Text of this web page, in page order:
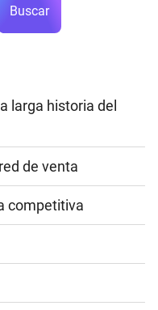
Buscar
larga historia del
de venta
competitiva